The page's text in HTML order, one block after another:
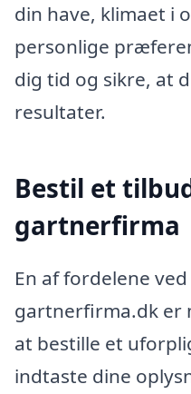
din have, klimaet i
personlige
dig tid og sikre, at
resultater.
Bestil et
gartnerfirma
En af fordelene
gartnerfirma.dk er
at bestille et
indtaste dine